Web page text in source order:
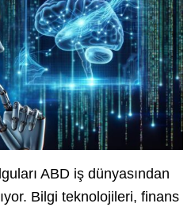
ABD iş dünyasından
Bilgi teknolojileri, finans